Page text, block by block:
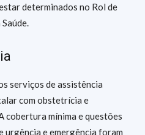
determinados no Rol de
serviços de assistência
com obstetrícia e
cobertura mínima e questões
e emergência foram